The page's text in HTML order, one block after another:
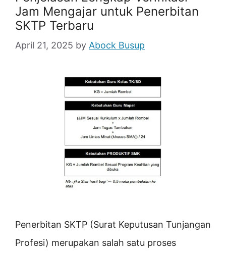
Jam Mengajar untuk Penerbitan
SKTP Terbaru
April 21, 2025 by Abock Busup
Penerbitan SKTP (Surat Keputusan Tunjangan
Profesi) merupakan salah satu proses